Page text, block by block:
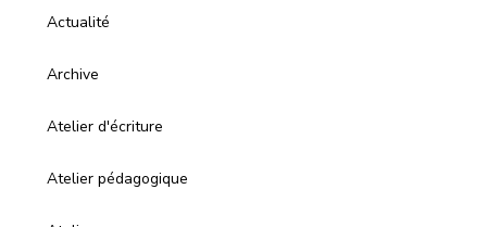
Actualité
Archive
Atelier d'écriture
Atelier pédagogique